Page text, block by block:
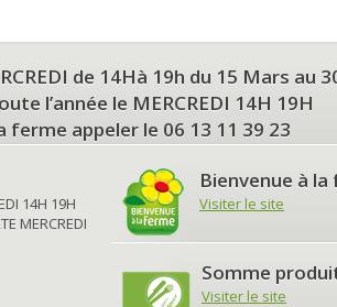
de 14Hà 19h du 15 Mars au
l’année le MERCREDI 14H 19H
ferme appeler le 06 13 11 39 23
14H 19H
MERCREDI
Bienvenue à
Visiter le site
Somme
Visiter le site